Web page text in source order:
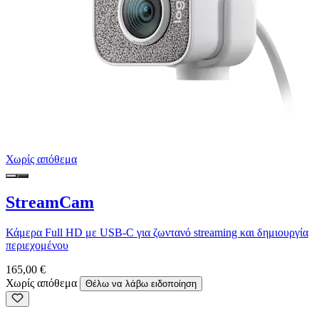
Χωρίς απόθεμα
StreamCam
Κάμερα Full HD με USB-C για ζωντανό streaming και δημιουργία
περιεχομένου
165,00 €
Χωρίς απόθεμα
Θέλω να λάβω ειδοποίηση